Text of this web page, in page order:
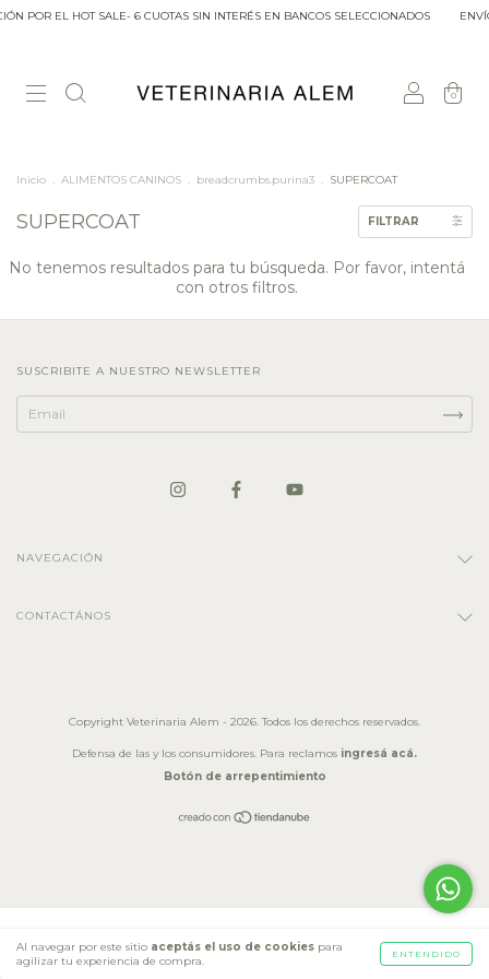
POR EL HOT SALE- 6 CUOTAS SIN INTERÉS EN BANCOS SELECCIONADOS
0
Al navegar por este sitio aceptás el uso de cookies para
agilizar tu experiencia de compra.
ENTENDIDO
Inicio . ALIMENTOS CANINOS . breadcrumbs.purina3 . SUPERCOAT
SUPERCOAT FILTRAR
No tenemos resultados para tu búsqueda. Por favor, intentá
con otros filtros.
SUSCRIBITE A NUESTRO NEWSLETTER
NAVEGACIÓN
CONTACTÁNOS
Copyright Veterinaria Alem - 2026. Todos los derechos reservados.
Defensa de las y los consumidores. Para reclamos ingresá acá.
Botón de arrepentimiento